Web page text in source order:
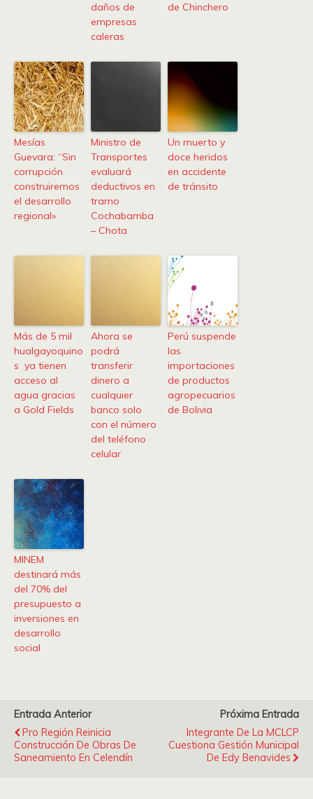
daños de
empresas
caleras
de Chinchero
Mesías
Guevara: “Sin
corrupción
construiremos
el desarrollo
regional»
Ministro de
Transportes
evaluará
deductivos en
tramo
Cochabamba
– Chota
Un muerto y
doce heridos
en accidente
de tránsito
Más de 5 mil
hualgayoquino
s ya tienen
acceso al
agua gracias
a Gold Fields
Ahora se
podrá
transferir
dinero a
cualquier
banco solo
con el número
del teléfono
celular
Perú suspende
las
importaciones
de productos
agropecuarios
de Bolivia
MINEM
destinará más
del 70% del
presupuesto a
inversiones en
desarrollo
social
Entrada Anterior
Pro Región Reinicia
Construcción De Obras De
Saneamiento En Celendín
Próxima Entrada
Integrante De La MCLCP
Cuestiona Gestión Municipal
De Edy Benavides